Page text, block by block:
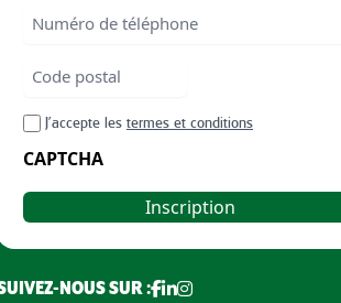
Numéro
téléphone
Code
postal
Code
postal
RGPDJ’accepte les termes et conditions
CAPTCHA
NOUS SUR :